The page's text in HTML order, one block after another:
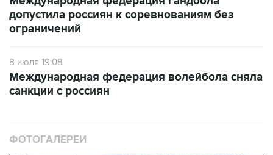
допустила россиян к соревнованиям без
ограничений
8 июля 19:08
Международная федерация волейбола сняла
санкции с россиян
ФОТОГАЛЕРЕИ